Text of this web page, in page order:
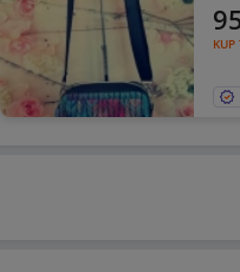
KUP